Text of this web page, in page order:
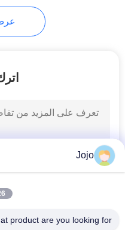
حلول
RX مولد الغاز
Jojo
product are you looking for?